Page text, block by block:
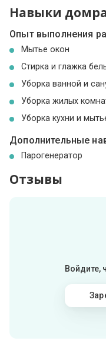
Навыки
Опыт выполнения
Мытье окон
Стирка и глажка
Уборка ванной и
Уборка жилых
Уборка кухни и
Дополнительные
Парогенератор
Отзывы
Войдите,